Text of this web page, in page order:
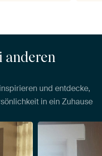
anderen
und entdecke,
in ein Zuhause